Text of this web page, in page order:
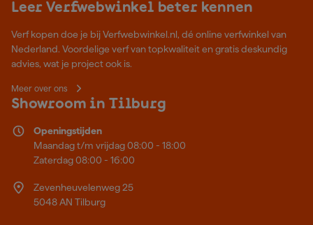
Leer Verfwebwinkel beter kennen
Verf kopen doe je bij Verfwebwinkel.nl, dé online verfwinkel van
Nederland. Voordelige verf van topkwaliteit en gratis deskundig
advies, wat je project ook is.
Meer over ons
Showroom in Tilburg
Openingstijden
Maandag t/m vrijdag 08:00 - 18:00
Zaterdag 08:00 - 16:00
Zevenheuvelenweg 25
5048 AN Tilburg